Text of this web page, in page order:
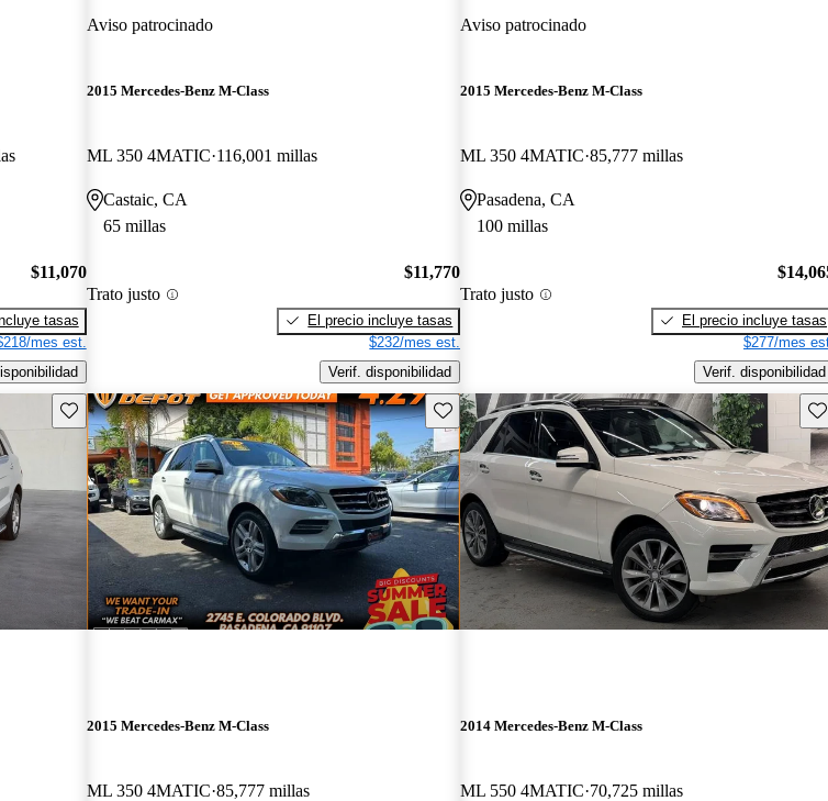
$11,070
tasas
mes est.
Aviso patrocinado
2015 Mercedes-Benz M-Class
ML 350 4MATIC 116,001 millas
Castaic, CA
65 millas
Trato justo
$11,770
El precio incluye tasas
$232/mes est.
Verif. disponibilidad
Aviso patrocinado
2015 Mercedes-Benz M-Class
ML 350 4MATIC 85,777 millas
Pasadena, CA
100 millas
Trato justo
El precio incluye tasas
$277/mes
Verif. disponibilidad
Guarda este Aviso Guarda este Aviso
2015 Mercedes-Benz M-Class
ML 350 4MATIC 85,777 millas
2014 Mercedes-Benz M-Class
ML 550 4MATIC 70,725 millas